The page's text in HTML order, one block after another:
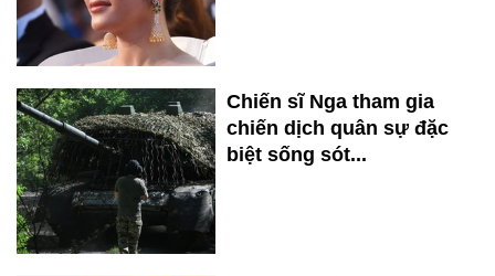
Chiến sĩ Nga tham gia
chiến dịch quân sự đặc
biệt sống sót...